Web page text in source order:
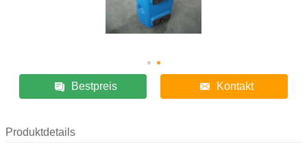
Bestpreis Kontakt
Produktdetails